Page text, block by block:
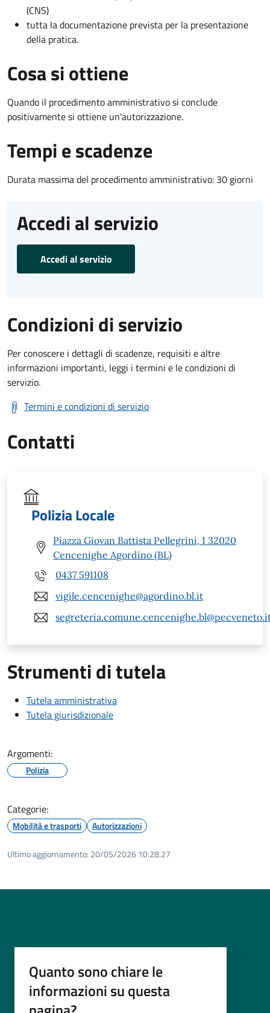
(CNS)
tutta la documentazione prevista per la presentazione
della pratica.
Cosa si ottiene
Quando il procedimento amministrativo si conclude
positivamente si ottiene un'autorizzazione.
Tempi e scadenze
Durata massima del procedimento amministrativo: 30 giorni
Accedi al servizio
Accedi al servizio
Condizioni di servizio
Per conoscere i dettagli di scadenze, requisiti e altre
informazioni importanti, leggi i termini e le condizioni di
servizio.
Termini e condizioni di servizio
Contatti
Polizia Locale
Piazza Giovan Battista Pellegrini, 1 32020
Cencenighe Agordino (BL)
0437 591108
vigile.cencenighe@agordino.bl.it
Strumenti di tutela
Tutela amministrativa
Tutela giurisdizionale
Argomenti:
Polizia
Categorie:
Mobilità e trasporti Autorizzazioni
Ultimo aggiornamento: 20/05/2026 10:28.27
Quanto sono chiare le
informazioni su questa